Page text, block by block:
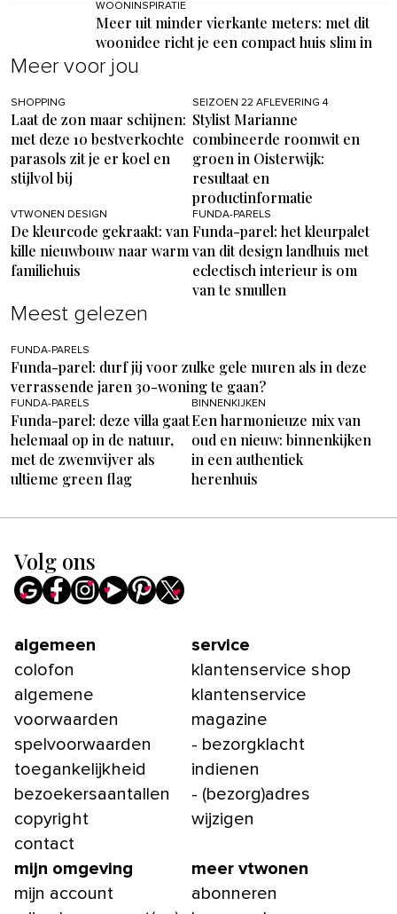
WOONINSPIRATIE
Meer uit minder vierkante meters: met dit
woonidee richt je een compact huis slim in
Meer voor jou
SHOPPING
Laat de zon maar schijnen:
met deze 10 bestverkochte
parasols zit je er koel en
stijlvol bij
SEIZOEN 22 AFLEVERING 4
Stylist Marianne
combineerde roomwit en
groen in Oisterwijk:
resultaat en
productinformatie
VTWONEN DESIGN
De kleurcode gekraakt: van
kille nieuwbouw naar warm
familiehuis
FUNDA-PARELS
Funda-parel: het kleurpalet
van dit design landhuis met
eclectisch interieur is om
van te smullen
Meest gelezen
FUNDA-PARELS
Funda-parel: durf jij voor zulke gele muren als in deze
verrassende jaren 30-woning te gaan?
FUNDA-PARELS
Funda-parel: deze villa gaat
helemaal op in de natuur,
met de zwemvijver als
ultieme green flag
BINNENKIJKEN
Een harmonieuze mix van
oud en nieuw: binnenkijken
in een authentiek
herenhuis
Volg ons
algemeen
colofon
algemene
voorwaarden
spelvoorwaarden
toegankelijkheid
bezoekersaantallen
copyright
contact
service
klantenservice shop
klantenservice
magazine
- bezorgklacht
indienen
- (bezorg)adres
wijzigen
mijn omgeving
mijn account
meer vtwonen
abonneren